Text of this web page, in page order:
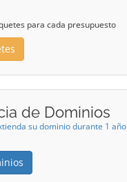
para cada presupuesto
de Dominios
su dominio durante 1 año